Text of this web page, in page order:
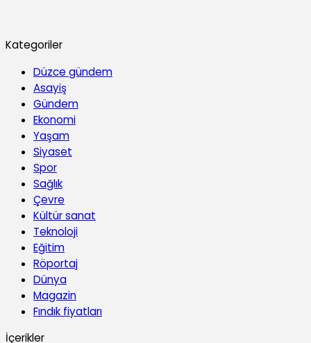
Kategoriler
Düzce gündem
Asayiş
Gündem
Ekonomi
Yaşam
Siyaset
Spor
Sağlık
Çevre
Kültür sanat
Teknoloji
Eğitim
Röportaj
Dünya
Magazin
Fındık fiyatları
İçerikler